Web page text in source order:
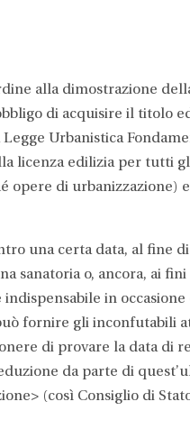
alla dimostrazione
di acquisire il titolo
Urbanistica
licenza edilizia per tutti
opere di urbanizzazione)
una certa data, al fine
sanatoria o, ancora, ai
in
fornire gli inconfutabili
di provare la data di
da parte di
(così Consiglio di